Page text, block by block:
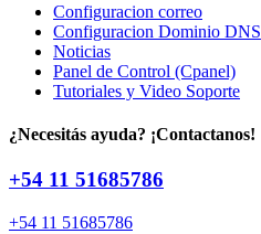
Configuracion correo
Configuracion Dominio DNS
Noticias
Panel de Control (Cpanel)
Tutoriales y Video Soporte
¿Necesitás ayuda? ¡Contactanos!
+54 11 51685786
+54 11 51685786